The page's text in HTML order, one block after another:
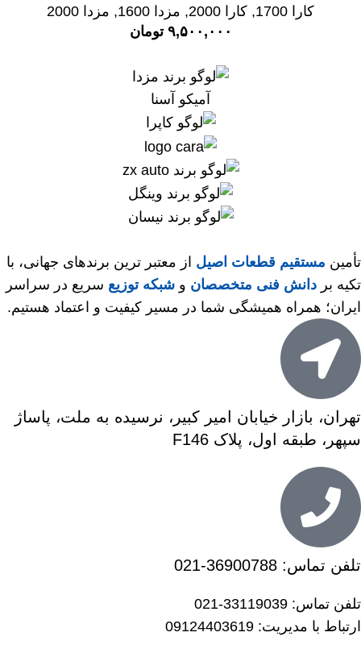
کارا 1700
, کارا 2000 , مزدا 1600 , مزدا 2000
۹,۵۰۰,۰۰۰ تومان
آمیکو آسنا
تأمین مستقیم قطعات اصیل از معتبر ترین برندهای جهانی، با
تکیه بر دانش فنی متخصصان و شبکه توزیع سریع در سراسر
ایران؛ همراه همیشگی شما در مسیر کیفیت و اعتماد هستیم.
تهران، بازار خیابان امیر کبیر، نرسیده به ملت، پاساژ
سپهر، طبقه اول، پلاک F146
تلفن تماس: 36900788-021
تلفن تماس: 33119039-021
ارتباط با مدیریت: 09124403619